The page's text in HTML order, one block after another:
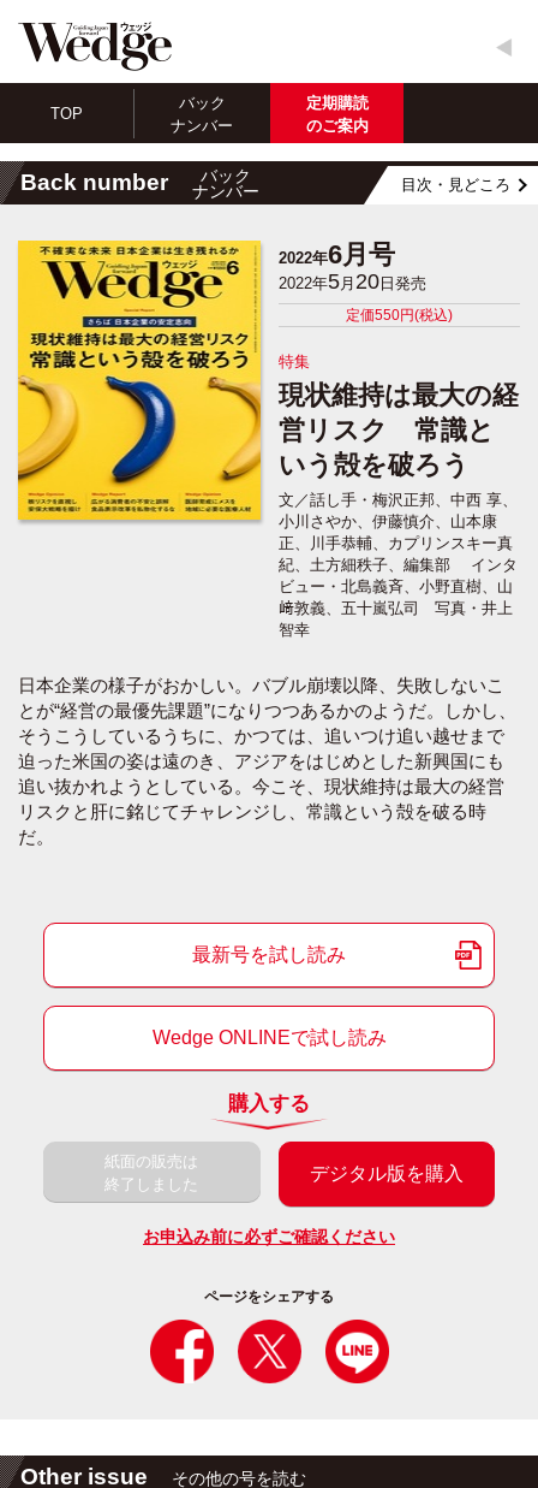
TOP
バック
ナンバー
定期購読
のご案内
Back number
バック
ナンバー
目次・見どころ
2022年6月号
2022年5月 20日発売
定価550円(税込)
特集
現状維持は最大の経
営リスク 常識と
いう殻を破ろう
文／話し手・梅沢正邦、中西 享、
小川さやか、伊藤慎介、山本康
正、川手恭輔、カプリンスキー真
紀、土方細秩子、編集部 インタ
ビュー・北島義斉、小野直樹、山
﨑敦義、五十嵐弘司 写真・井上
智幸
日本企業の様子がおかしい。バブル崩壊以降、失敗しないこ
とが“経営の最優先課題”になりつつあるかのようだ。しかし、
そうこうしているうちに、かつては、追いつけ追い越せまで
迫った米国の姿は遠のき、アジアをはじめとした新興国にも
追い抜かれようとしている。今こそ、現状維持は最大の経営
リスクと肝に銘じてチャレンジし、常識という殻を破る時
だ。
最新号を試し読み
Wedge ONLINEで試し読み
購入する
紙面の販売は
終了しました
デジタル版を購入
お申込み前に必ずご確認ください
ページをシェアする
Other issue その他の号を読む